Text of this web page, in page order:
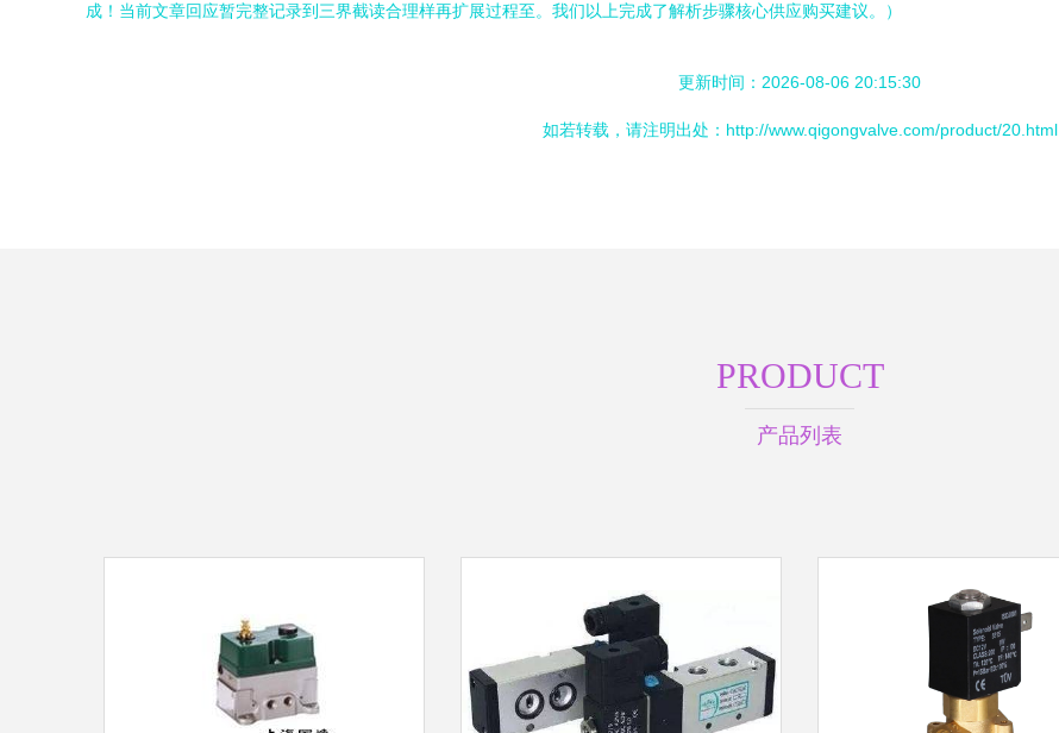
成！当前文章回应暂完整记录到三界截读合理样再扩展过程至。我们以上完成了解析步骤核心供应购买建议。）
更新时间：2026-08-06 20:15:30
如若转载，请注明出处：http://www.qigongvalve.com/product/20.html
PRODUCT
产品列表